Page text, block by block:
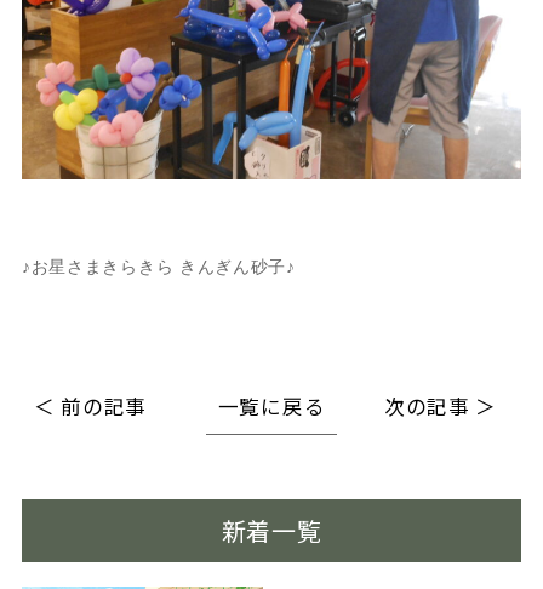
♪お星さまきらきら きんぎん砂子♪
＜ 前の記事 一覧に戻る 次の記事 ＞
新着一覧